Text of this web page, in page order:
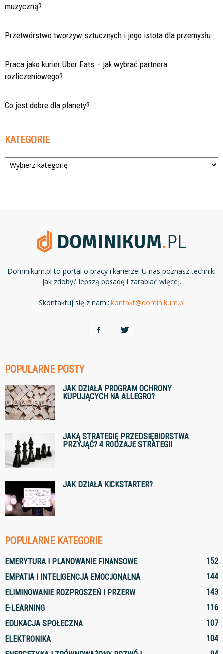
muzyczną?
Przetwórstwo tworzyw sztucznych i jego istota dla przemysłu
Praca jako kurier Uber Eats – jak wybrać partnera
rozliczeniowego?
Co jest dobre dla planety?
KATEGORIE
Kategorie
Dominikum.pl to portal o pracy i karierze. U nas poznasz techniki
jak zdobyć lepszą posadę i zarabiać więcej.
Skontaktuj się z nami: kontakt@dominikum.pl
POPULARNE POSTY
JAK DZIAŁA PROGRAM OCHRONY
KUPUJĄCYCH NA ALLEGRO?
JAKĄ STRATEGIĘ PRZEDSIĘBIORSTWA
PRZYJĄĆ? 4 RODZAJE STRATEGII
JAK DZIAŁA KICKSTARTER?
POPULARNE KATEGORIE
EMERYTURA I PLANOWANIE FINANSOWE
152
EMPATIA I INTELIGENCJA EMOCJONALNA
144
ELIMINOWANIE ROZPROSZEŃ I PRZERW
143
E-LEARNING
116
EDUKACJA SPOŁECZNA
107
ELEKTRONIKA
104